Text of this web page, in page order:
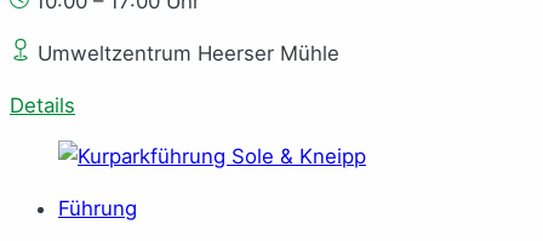
Umweltzentrum Heerser Mühle
Details
Führung